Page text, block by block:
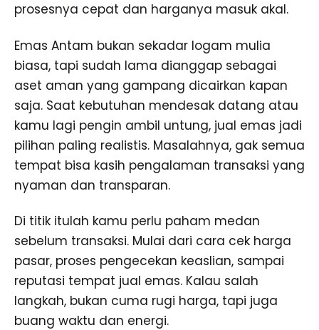
prosesnya cepat dan harganya masuk akal.
Emas Antam bukan sekadar logam mulia
biasa, tapi sudah lama dianggap sebagai
aset aman yang gampang dicairkan kapan
saja. Saat kebutuhan mendesak datang atau
kamu lagi pengin ambil untung, jual emas jadi
pilihan paling realistis. Masalahnya, gak semua
tempat bisa kasih pengalaman transaksi yang
nyaman dan transparan.
Di titik itulah kamu perlu paham medan
sebelum transaksi. Mulai dari cara cek harga
pasar, proses pengecekan keaslian, sampai
reputasi tempat jual emas. Kalau salah
langkah, bukan cuma rugi harga, tapi juga
buang waktu dan energi.